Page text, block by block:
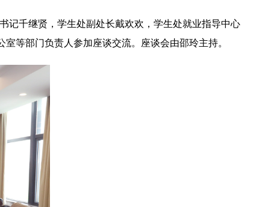
千继贤，学生处副处长戴欢欢，学生处就业指导中心
等部门负责人参加座谈交流。座谈会由邵玲主持。